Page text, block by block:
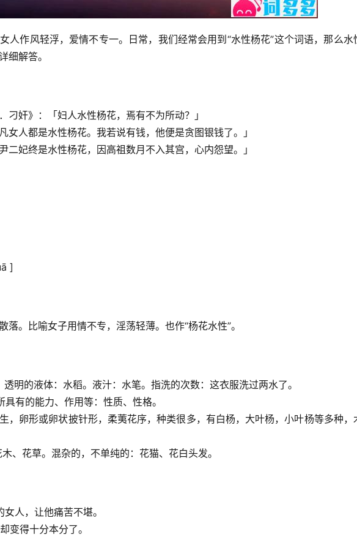
人作风轻浮，爱情不专一。日常，我们经常会用到“水性杨花”这个词语，那么水
细解答。
刁奸》：「妇人水性杨花，焉有不为所动？」
女人都是水性杨花。我若说有钱，他便是贪图银钱了。」
二妃终是水性杨花，因高祖数月不入其宫，心内怨望。」
]
。比喻女子用情不专，淫荡轻薄。也作“杨花水性”。
明的液体：水稻。液汁：水笔。指洗的次数：这衣服洗过两水了。
有的能力、作用等：性质、性格。
，卵形或卵状披针形，柔荑花序，种类很多，有白杨，大叶杨，小叶杨等多种，
、花草。混杂的，不单纯的：花猫、花白头发。
人，让他痛苦不堪。
变得十分本分了。